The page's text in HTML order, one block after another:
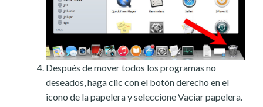
Después de mover todos los programas no
deseados, haga clic con el botón derecho en el
icono de la papelera y seleccione Vaciar papelera.